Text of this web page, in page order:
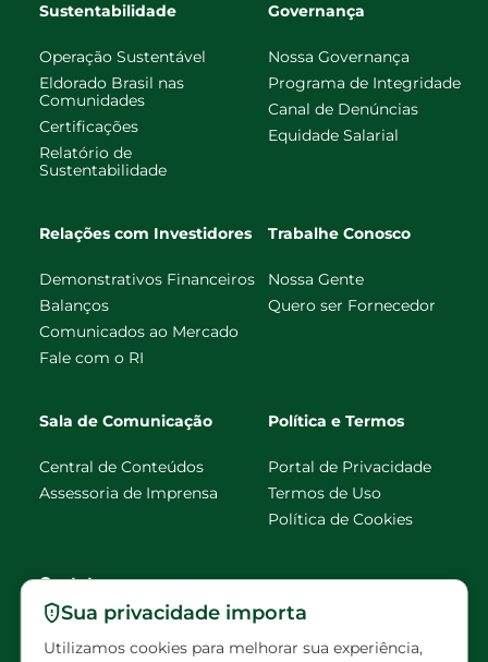
Sua privacidade importa
Utilizamos cookies para melhorar sua experiência,
Sustentabilidade
Operação Sustentável
Eldorado Brasil nas
Comunidades
Certificações
Relatório de
Sustentabilidade
Governança
Nossa Governança
Programa de Integridade
Canal de Denúncias
Equidade Salarial
Relações com Investidores
Demonstrativos Financeiros
Balanços
Comunicados ao Mercado
Fale com o RI
Trabalhe Conosco
Nossa Gente
Quero ser Fornecedor
Sala de Comunicação
Central de Conteúdos
Assessoria de Imprensa
Política e Termos
Portal de Privacidade
Termos de Uso
Política de Cookies
Contato
faleconosco@eldorado